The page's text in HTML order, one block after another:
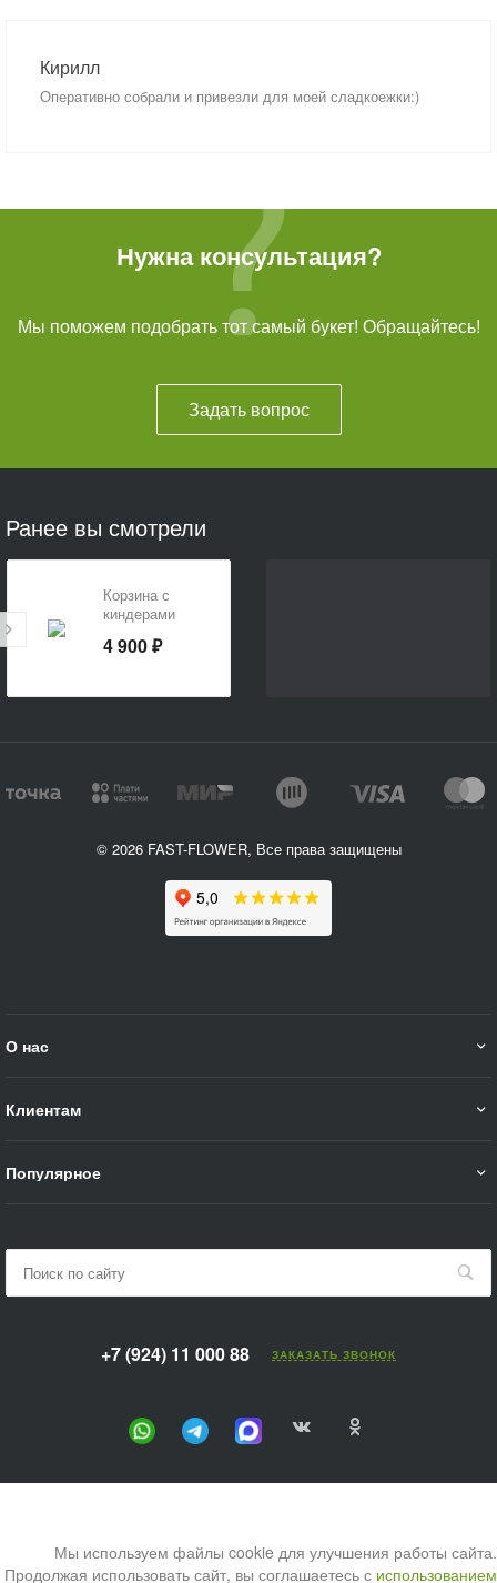
Кирилл
Оперативно собрали и привезли для моей сладкоежки:)
Нужна консультация?
Мы поможем подобрать тот самый букет! Обращайтесь!
Задать вопрос
Ранее вы смотрели
Корзина с
киндерами
4 900 ₽
© 2026 FAST-FLOWER, Все права защищены
О нас
Клиентам
Популярное
+7 (924) 11 000 88 ЗАКАЗАТЬ ЗВОНОК
Мы используем файлы cookie для улучшения работы сайта.
Продолжая использовать сайт, вы соглашаетесь с использованием